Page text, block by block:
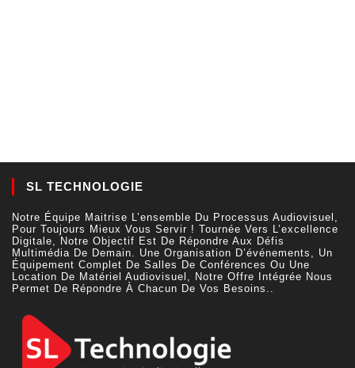
SL TECHNOLOGIE
Notre Équipe Maitrise L’ensemble Du Processus Audiovisuel,
Pour Toujours Mieux Vous Servir ! Tournée Vers L’excellence
Digitale, Notre Objectif Est De Répondre Aux Défis
Multimédia De Demain. Une Organisation D’événements, Un
Équipement Complet De Salles De Conférences Ou Une
Location De Matériel Audiovisuel, Notre Offre Intégrée Nous
Permet De Répondre À Chacun De Vos Besoins..